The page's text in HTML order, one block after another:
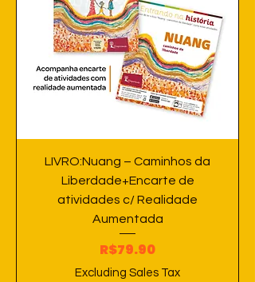
LIVRO:Nuang – Caminhos da
Liberdade+Encarte de
atividades c/ Realidade
Aumentada
Price
R$79.90
Excluding Sales Tax